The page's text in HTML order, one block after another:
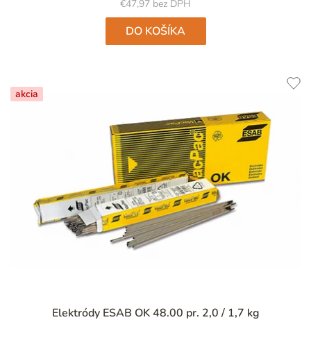
5
hviezdičiek.
€47,97 bez DPH
DO KOŠÍKA
akcia
Elektródy ESAB OK 48.00 pr. 2,0 / 1,7 kg
hodnotenie